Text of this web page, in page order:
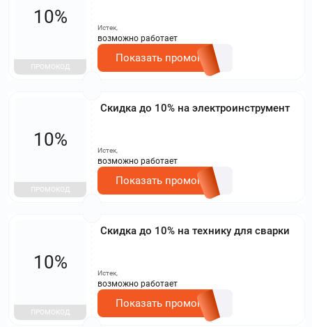
10%
ПРОМОКОД
Истек,
возможно работает
Показать промокод
Скидка до 10% на электроинструмент
10%
ПРОМОКОД
Истек,
возможно работает
Показать промокод
Скидка до 10% на технику для сварки
10%
ПРОМОКОД
Истек,
возможно работает
Показать промокод